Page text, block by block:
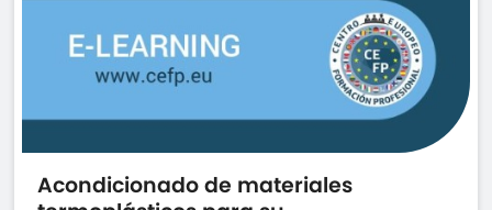
Acondicionado de materiales